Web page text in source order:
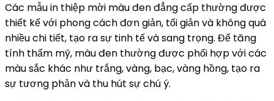
Các mẫu in thiệp mời màu đen đẳng cấp thường được
thiết kế với phong cách đơn giản, tối giản và không quá
nhiều chi tiết, tạo ra sự tinh tế và sang trọng. Để tăng
tính thẩm mỹ, màu đen thường được phối hợp với các
màu sắc khác như trắng, vàng, bạc, vàng hồng, tạo ra
sự tương phản và thu hút sự chú ý.